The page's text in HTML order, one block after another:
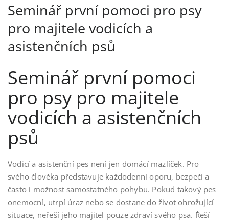
Seminář první pomoci pro psy
pro majitele vodicích a
asistenčních psů
Seminář první pomoci
pro psy pro majitele
vodicích a asistenčních
psů
Vodicí a asistenční pes není jen domácí mazlíček. Pro
svého člověka představuje každodenní oporu, bezpečí a
často i možnost samostatného pohybu. Pokud takový pes
onemocní, utrpí úraz nebo se dostane do život ohrožující
situace, neřeší jeho majitel pouze zdraví svého psa. Řeší